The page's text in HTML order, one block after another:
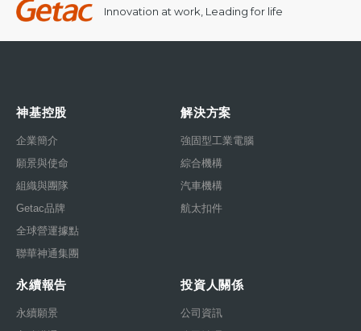
Innovation at work, Leading for life
神基控股
企業簡介
願景與使命
組織與團隊
Getac品牌
全球營運據點
聯華神通集團
解決方案
強固型工業電腦
綜合機構
汽車機構
航太扣件
永續報告
永續願景
投資人關係
公司資訊